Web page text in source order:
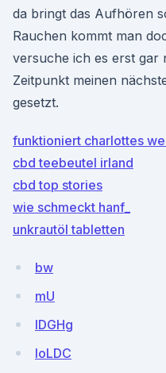
da bringt das Aufhören
Rauchen kommt man
versuche ich es erst gar
Zeitpunkt meinen
gesetzt.
funktioniert charlottes
cbd teebeutel irland
cbd top stories
wie schmeckt hanf_
unkrautöl tabletten
bw
mU
IDGHg
loLDC